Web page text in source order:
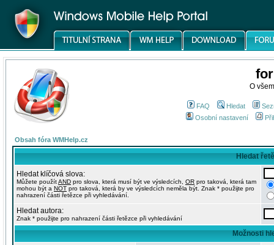
O
FAQ Hledat
Osobní nastavení
Obsah fóra WMHelp.cz
Hledat
Hledat klíčová slova:
Můžete použítAND pro slova, která musí být ve výsledcích, OR pro taková, která tam
mohou být a NOT pro taková, která by ve výsledcích neměla být. Znak * použijte pro
nahrazení části řetězce při vyhledávání.
Hledat autora:
Znak * použijte pro nahrazení části řetězce při vyhledávání
Možnosti